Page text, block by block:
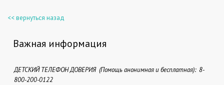
<< вернуться назад
Важная информация
ДЕТСКИЙ ТЕЛЕФОН ДОВЕРИЯ (Помощь анонимная и бесплатная): 8-
800-200-0122